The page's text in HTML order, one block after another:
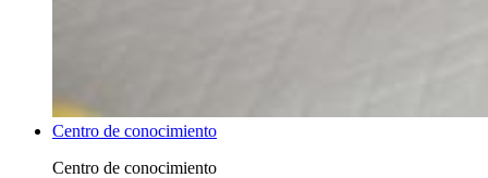
Centro de conocimiento
Centro de conocimiento